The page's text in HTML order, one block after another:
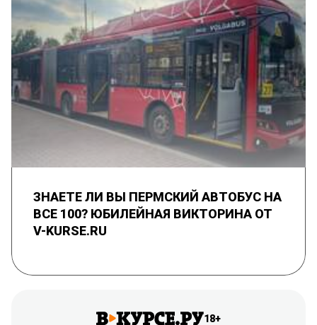
ЗНАЕТЕ ЛИ ВЫ ПЕРМСКИЙ АВТОБУС НА
ВСЕ 100? ЮБИЛЕЙНАЯ ВИКТОРИНА ОТ
V-KURSE.RU
18+